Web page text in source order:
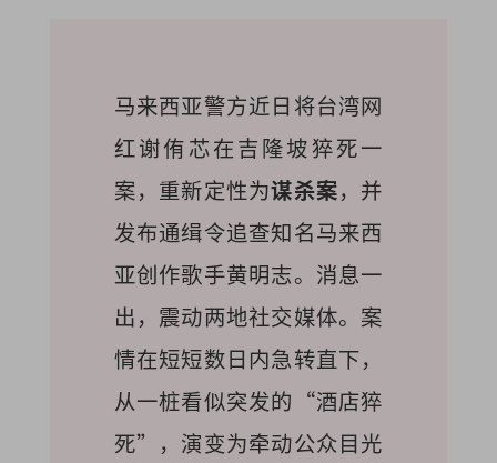
马来西亚警方近日将台湾网
红谢侑芯在吉隆坡猝死一
案，重新定性为谋杀案，并
发布通缉令追查知名马来西
亚创作歌手黄明志。消息一
出，震动两地社交媒体。案
情在短短数日内急转直下，
从一桩看似突发的“酒店猝
死”，演变为牵动公众目光